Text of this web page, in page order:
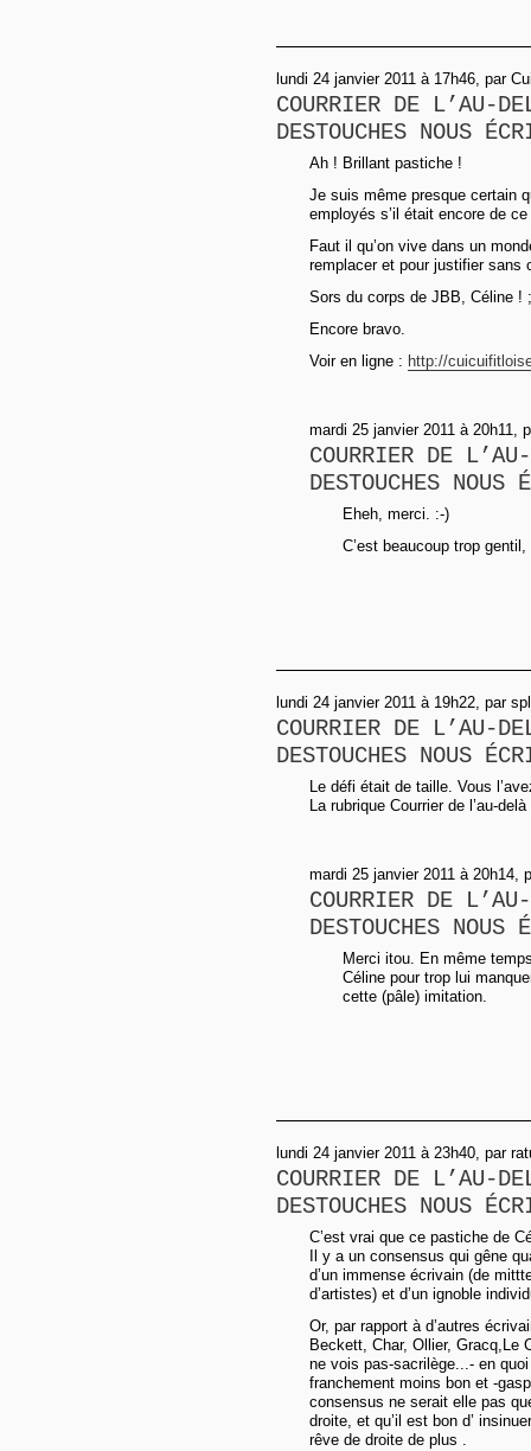
lundi 24 janvier 2011 à 17h46, par
COURRIER DE L’AU-
DESTOUCHES NOUS
Ah ! Brillant pastiche !
Je suis même presque certain
employés s’il était encore de
Faut il qu’on vive dans un
remplacer et pour justifier sans
Sors du corps de JBB, Céline !
Encore bravo.
Voir en ligne : http://
mardi 25 janvier 2011 à 20h11,
COURRIER DE
DESTOUCHES
Eheh, merci. :-)
C’est beaucoup trop
lundi 24 janvier 2011 à 19h22, par
COURRIER DE L’AU-
DESTOUCHES NOUS
Le défi était de taille. Vous
La rubrique Courrier de l’au-
mardi 25 janvier 2011 à 20h14,
COURRIER DE
DESTOUCHES
Merci itou. En même
Céline pour trop lui
cette (pâle) imitation.
lundi 24 janvier 2011 à 23h40, par
COURRIER DE L’AU-
DESTOUCHES NOUS
C’est vrai que ce pastiche de
Il y a un consensus qui gêne
d’un immense écrivain (de
d’artistes) et d’un ignoble
Or, par rapport à d’autres
Beckett, Char, Ollier, Gracq,Le
ne vois pas-sacrilège...- en
franchement moins bon et -
consensus ne serait elle pas
droite, et qu’il est bon d’
rêve de droite de plus .